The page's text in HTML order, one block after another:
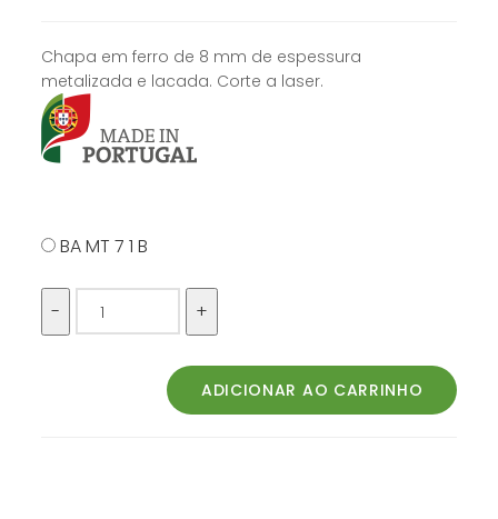
Chapa em ferro de 8 mm de espessura
metalizada e lacada. Corte a laser.
BA MT 7 1 B